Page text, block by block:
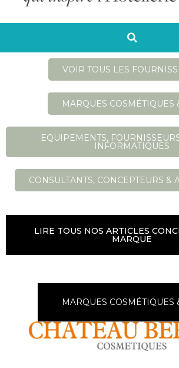
VOIR TOUS LES
MARQUES COSMÉTIQUES
EQUIPEMENTS,
INFORMATIQUES
CONSULTANTS, CONCEPTEURS &
LIRE TOUS NOS ARTICLES
MARQUE
MARQUES COSMÉTIQUES